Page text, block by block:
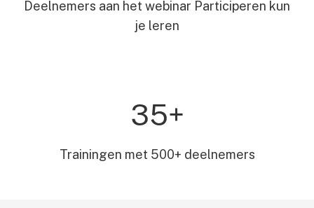
Deelnemers aan het webinar Participeren kun
je leren
35+
Trainingen met 500+ deelnemers